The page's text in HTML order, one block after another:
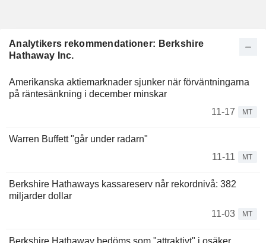
Analytikers rekommendationer: Berkshire
Hathaway Inc.
Amerikanska aktiemarknader sjunker när förväntningarna
på räntesänkning i december minskar
11-17
MT
Warren Buffett "går under radarn"
11-11
MT
Berkshire Hathaways kassareserv når rekordnivå: 382
miljarder dollar
11-03
MT
Berkshire Hathaway bedöms som "attraktivt" i osäker